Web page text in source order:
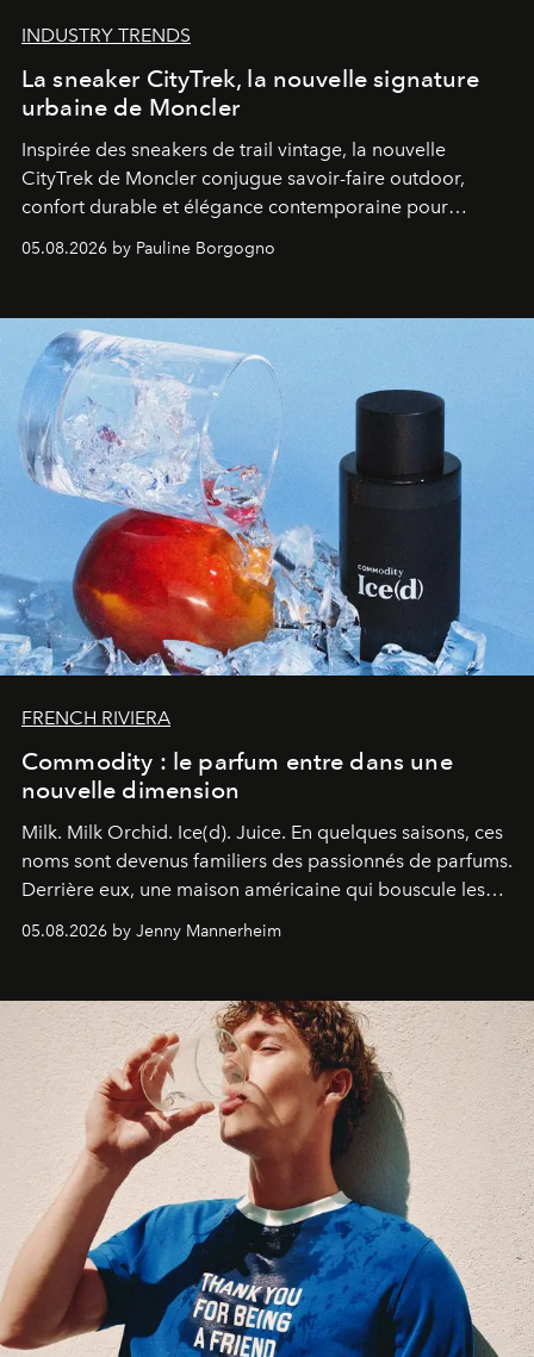
INDUSTRY TRENDS
La sneaker CityTrek, la nouvelle signature
urbaine de Moncler
Inspirée des sneakers de trail vintage, la nouvelle
CityTrek de Moncler conjugue savoir-faire outdoor,
confort durable et élégance contemporaine pour
accompagner les explorations du quotidien.
05.08.2026 by Pauline Borgogno
FRENCH RIVIERA
Commodity : le parfum entre dans une
nouvelle dimension
Milk. Milk Orchid. Ice(d). Juice. En quelques saisons, ces
noms sont devenus familiers des passionnés de parfums.
Derrière eux, une maison américaine qui bouscule les
codes de la parfumerie contemporaine en proposant
une approche aussi intuitive que personnelle :
05.08.2026 by Jenny Mannerheim